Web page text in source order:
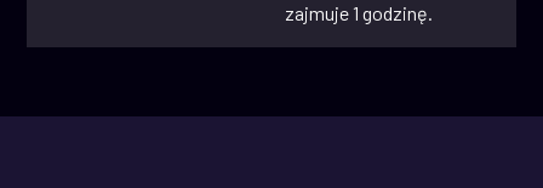
zajmuje 1 godzinę.